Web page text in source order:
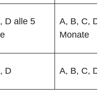
D alle 5
A, B, C, D
Monate
D A, B, C, D